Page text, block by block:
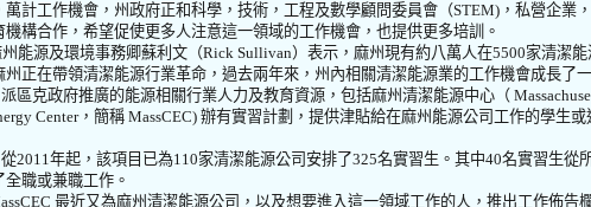
萬計工作機會，州政府正和科學，技術，工程及數學顧問委員會（STEM) ，私營企業
機構合作，希望促使更多人注意這一領域的工作機會，也提供更多培訓。
能源及環境事務卿蘇利文（Rick Sullivan）表示，麻州現有約八萬人在5500家清潔能
州正在帶領清潔能源行業革命，過去兩年來，州內相關清潔能源業的工作機會成長了一
派區克政府推廣的能源相關行業人力及教育資源，包括麻州清潔能源中心（
Center，簡稱 MassCEC) 辦有實習計劃，提供津貼給在麻州能源公司工作的學生或
從2011年起，該項目已為110家清潔能源公司安排了325名實習生。其中40名實習生從
全職或兼職工作。
最近又為麻州清潔能源公司，以及想要進入這一領域工作的人，推出工作佈告